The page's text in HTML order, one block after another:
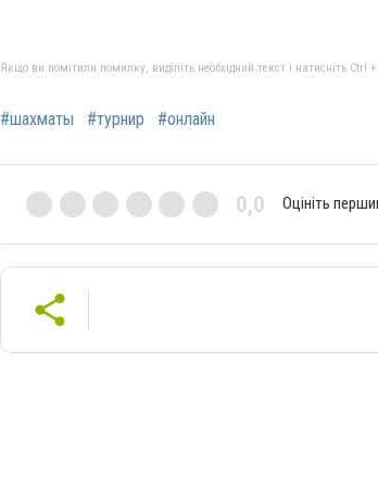
Якщо ви помітили помилку, виділіть необхідний текст і натисніть Ctrl
#шахматы #турнир #онлайн
0,0 Оцініть